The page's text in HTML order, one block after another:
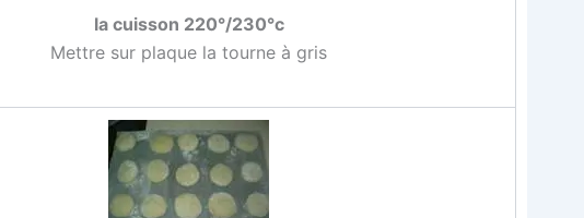
la cuis­son 220°/230°c
Mettre sur plaque la tourne à gris